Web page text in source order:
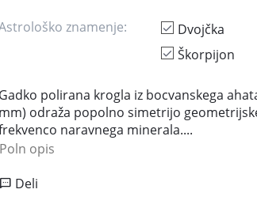
znamenje:
Dvojčka
Škorpijon
Gadko polirana krogla iz bocvanskega
mm) odraža popolno simetrijo
naravnega minerala....
Poln opis
Deli